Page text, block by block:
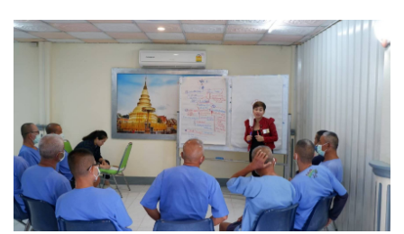
ผู้มีสิทธิสามารถตรวจสอบยอ